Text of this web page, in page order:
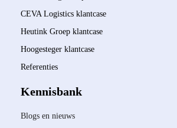
CEVA Logistics klantcase
Heutink Groep klantcase
Hoogesteger klantcase
Referenties
Kennisbank
Blogs en nieuws